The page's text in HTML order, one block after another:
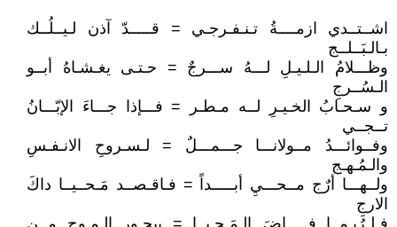
اشــتــدي ازمــــةُ تـنـفـرجـي = قـــــدّ آذن لـيــلُــك
بـالـبَــلــج
وظـــلامُ الـلـيـلِ لـــهُ ســـرجٌ = حـتـى يغـشـاهُ أبــو
الـسُــرجِ
و سـحـابُ الخـيـرِ لــه مـطـر = فـــإذا جـــاءَ الإبّـــانُ
تــجــي
وفــوائـــدُ مــولانـــا جـــمـــلٌ = لـسـروحِ الانـفـسِ
والـمُـهـج
ولــهـــا أرٌج مــحـــيِ أبـــــداً = فـاقـصــد مَـحــيــا داكَ
الارجِ